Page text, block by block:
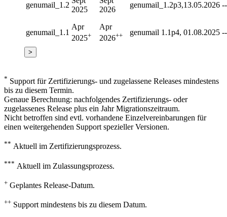
genumail_1.2
2025
2026
genumail_1.2p3,13.05.2026
genumail_1.1
Apr
2025+
Apr
2026++ genumail 1.1p4, 01.08.2025
>
* Support für Zertifizierungs- und zugelassene Releases mindestens
bis zu diesem Termin.
Genaue Berechnung: nachfolgendes Zertifizierungs- oder
zugelassenes Release plus ein Jahr Migrationszeitraum.
Nicht betroffen sind evtl. vorhandene Einzelvereinbarungen für
einen weitergehenden Support spezieller Versionen.
** Aktuell im Zertifizierungsprozess.
*** Aktuell im Zulassungsprozess.
+ Geplantes Release-Datum.
++ Support mindestens bis zu diesem Datum.